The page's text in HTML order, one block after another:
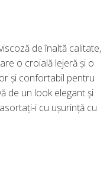
de înaltă calitate,
o croială lejeră și o
și confortabil pentru
de un look elegant și
i cu ușurință cu